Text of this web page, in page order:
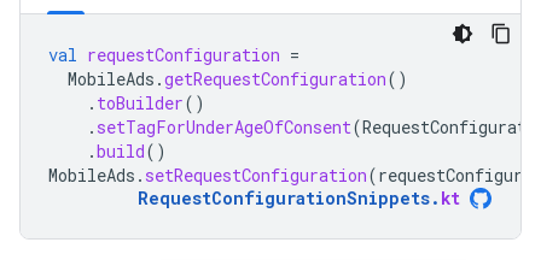
val requestConfiguration =
MobileAds .getRequestConfiguration()
. toBuilder()
. setTagForUnderAgeOfConsent(
.build()
MobileAds . setRequestConfiguration(
RequestConfigurationSnippets. kt